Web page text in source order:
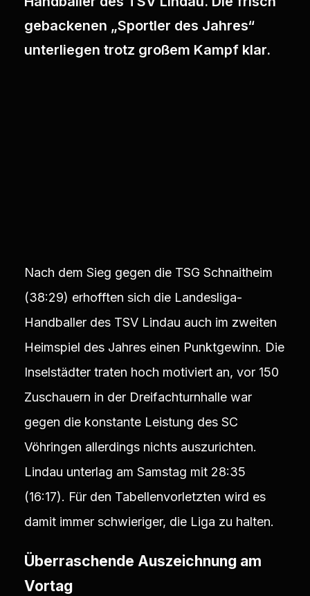
gebackenen „Sportler des Jahres“
unterliegen trotz großem Kampf klar.
Nach dem Sieg gegen die TSG Schnaitheim
(38:29) erhofften sich die Landesliga-
Handballer des TSV Lindau auch im zweiten
Heimspiel des Jahres einen Punktgewinn. Die
Inselstädter traten hoch motiviert an, vor 150
Zuschauern in der Dreifachturnhalle war
gegen die konstante Leistung des SC
Vöhringen allerdings nichts auszurichten.
Lindau unterlag am Samstag mit 28:35
(16:17). Für den Tabellenvorletzten wird es
damit immer schwieriger, die Liga zu halten.
Überraschende Auszeichnung am
Vortag